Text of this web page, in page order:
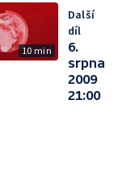
10 min
Další
díl
6.
srpna
2009
21:00